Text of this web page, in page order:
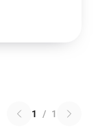
1 / 1